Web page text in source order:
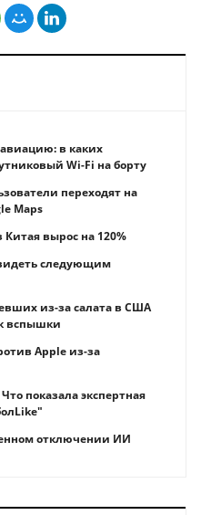
в каких
Wi-Fi на борту
переходят на
Maps
вырос на 120%
следующим
из-за салата в США
вспышки
Apple из-за
показала экспертная
отключении ИИ